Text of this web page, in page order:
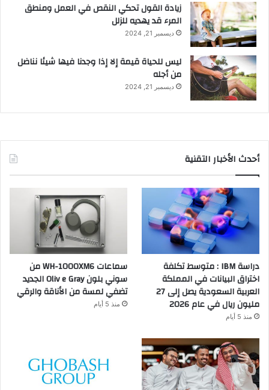
زيادة القول تحكي النقص في العمل ومنطق
المرء قد يهديه للزلل
ديسمبر 21, 2024
ليس للحياة قيمة إلا إذا وجدنا فيها شيئا نناضل
من أجله
ديسمبر 21, 2024
أحدث الأخبار التقنية
دراسة IBM : متوسط تكلفة
اختراق البيانات في المملكة
العربية السعودية يصل إلى 27
مليون ريال في عام 2026
منذ 5 أيام
سماعات WH-1000XM6 من
سوني بلون Oliv e Gray الجديد
تضفي لمسة من الأناقة والرقي
منذ 5 أيام